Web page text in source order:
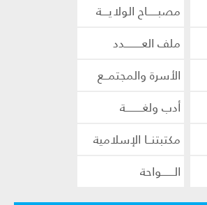
مصبـــــاح الولايـــة
ملف العــــــــدد
الأسرة والمجتمــع
أدب ولغــــــــة
مكتبتنــا الإسلامية
الــــــواحة